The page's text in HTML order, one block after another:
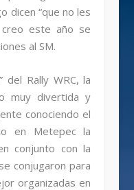
dicen “que no les
creo este año se
al SM.
del Rally WRC, la
muy divertida y
conociendo el
en Metepec la
conjunto con la
conjugaron para
organizadas en